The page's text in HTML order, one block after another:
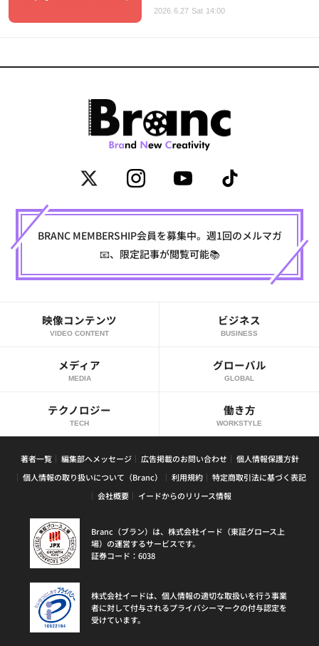
2026.6.27 Sat 14:00
BRANC MEMBERSHIP会員を募集中。週1回のメルマガ
📧、限定記事が閲覧可能📚
映像コンテンツ
VIDEO CONTENT
ビジネス
BUSINESS
メディア
MEDIA
グローバル
GLOBAL
テクノロジー
TECH
働き方
WORKSTYLE
著者一覧 編集部へメッセージ 広告掲載のお問い合わせ
個人情報保護方針
個人情報の取り扱いについて（Branc）
利用規約
特定商取引法に基づく表記
会社概要
イードからのリリース情報
Branc（ブラン）は、株式会社イード（東証グロース上
場）の運営するサービスです。
証券コード：6038
株式会社イードは、個人情報の適切な取扱いを行う事業
者に対して付与されるプライバシーマークの付与認定を
受けています。